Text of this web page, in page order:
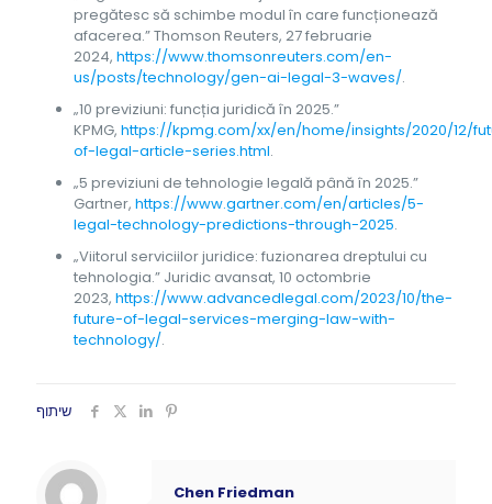
pregătesc să schimbe modul în care funcționează
afacerea.” Thomson Reuters, 27 februarie
2024, https://www.thomsonreuters.com/en-
us/posts/technology/gen-ai-legal-3-waves/.
„10 previziuni: funcția juridică în 2025.”
KPMG, https://kpmg.com/xx/en/home/insights/2020/12/
of-legal-article-series.html.
„5 previziuni de tehnologie legală până în 2025.”
Gartner, https://www.gartner.com/en/articles/5-
legal-technology-predictions-through-2025.
„Viitorul serviciilor juridice: fuzionarea dreptului cu
tehnologia.” Juridic avansat, 10 octombrie
2023, https://www.advancedlegal.com/2023/10/the-
future-of-legal-services-merging-law-with-
technology/.
שיתוף
Chen Friedman